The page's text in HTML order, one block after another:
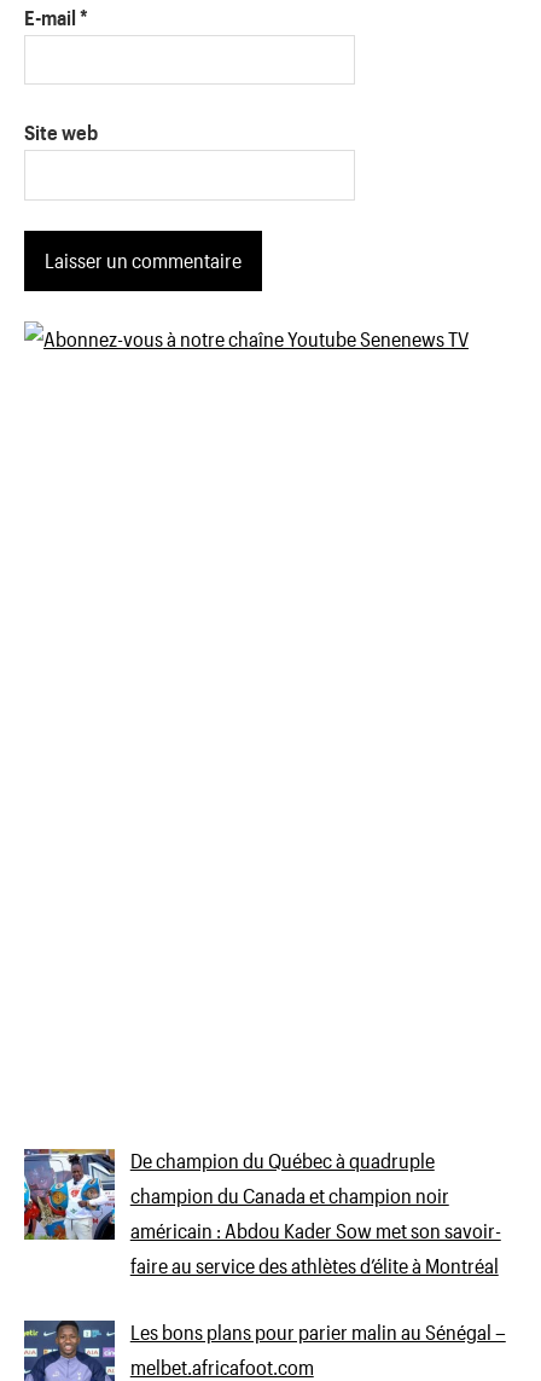
E-mail *
Site web
De champion du Québec à quadruple
champion du Canada et champion noir
américain : Abdou Kader Sow met son savoir-
faire au service des athlètes d’élite à Montréal
Les bons plans pour parier malin au Sénégal –
melbet.africafoot.com